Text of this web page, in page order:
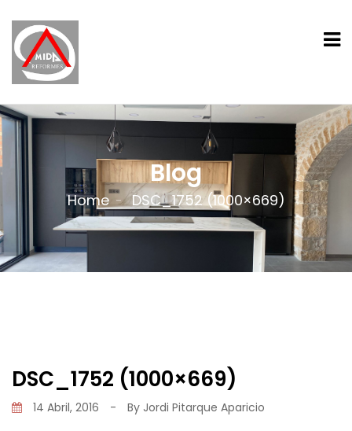
Blog
Home DSC_1752 (1000×669)
DSC_1752 (1000×669)
14 Abril, 2016 - By Jordi Pitarque Aparicio